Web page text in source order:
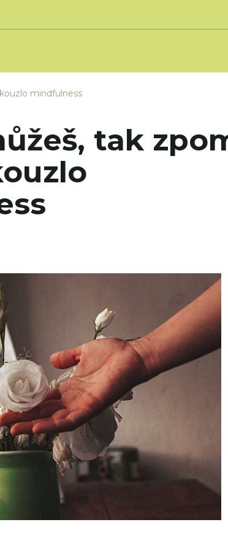
mindfulness
tak